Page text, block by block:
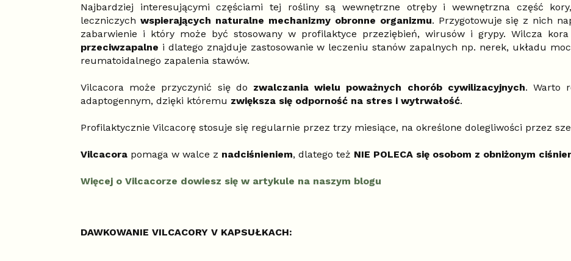
Najbardziej interesującymi częściami tej rośliny są wewnętrzne otręby i wewnętrzna część
leczniczych wspierających naturalne mechanizmy obronne organizmu. Przygotowuje się z nich
zabarwienie i który może być stosowany w profilaktyce przeziębień, wirusów i grypy. Wilcza
przeciwzapalne i dlatego znajduje zastosowanie w leczeniu stanów zapalnych np. nerek, układu
reumatoidalnego zapalenia stawów.
Vilcacora może przyczynić się do zwalczania wielu poważnych chorób cywilizacyjnych. Warto
adaptogennym, dzięki któremu zwiększa się odporność na stres i wytrwałość.
Profilaktycznie Vilcacorę stosuje się regularnie przez trzy miesiące, na określone dolegliwości przez
Vilcacora pomaga w walce z nadciśnieniem, dlatego też NIE POLECA się osobom z obniżonym
Więcej o Vilcacorze dowiesz się w artykule na naszym blogu
DAWKOWANIE VILCACORY V KAPSUŁKACH: